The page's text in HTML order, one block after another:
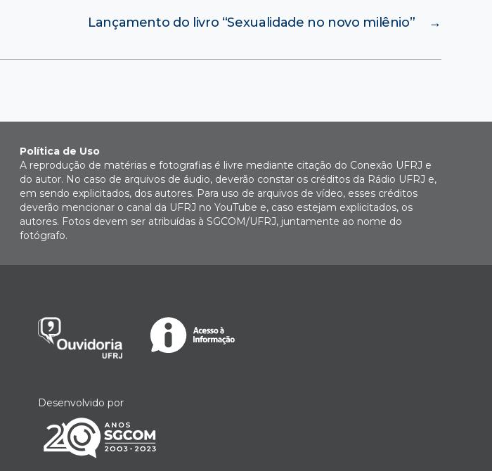
→
Lançamento do livro “Sexualidade no novo milênio”
Política de Uso
A reprodução de matérias e fotografias é livre mediante citação do Conexão UFRJ e
do autor. No caso de arquivos de áudio, deverão constar os créditos da Rádio UFRJ e,
em sendo explicitados, dos autores. Para uso de arquivos de vídeo, esses créditos
deverão mencionar o canal da UFRJ no YouTube e, caso estejam explicitados, os
autores. Fotos devem ser atribuídas à SGCOM/UFRJ, juntamente ao nome do
fotógrafo.
Desenvolvido por